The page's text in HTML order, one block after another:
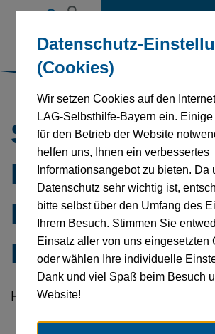
Datenschutz-
(Cookies)
Wir setzen Cookies auf den
LAG-Selbsthilfe-Bayern ein.
für den Betrieb der Website
helfen uns, Ihnen ein verbessertes
Informationsangebot zu bieten. Da
Datenschutz sehr wichtig ist,
bitte selbst über den Umfang des
Ihrem Besuch. Stimmen Sie
Einsatz aller von uns eingesetzten
oder wählen Ihre individuelle
Dank und viel Spaß beim Besuch
Website!
Selbsthilfe
Bayern e.V.
Homepage: